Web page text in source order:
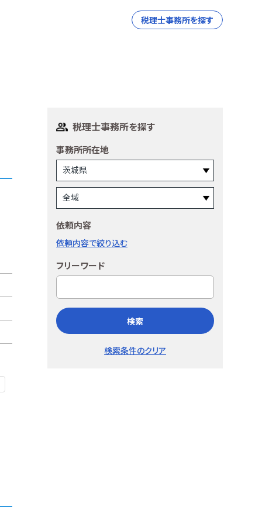
税理士事務所を探す
税理士事務所を探す
事務所所在地
依頼内容
依頼内容で絞り込む
フリーワード
検索
検索条件のクリア